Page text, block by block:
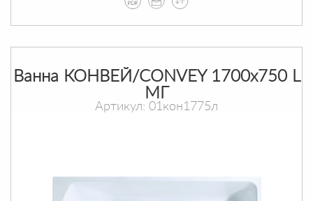
Ванна КОНВЕЙ/CONVEY 1700х750 L
МГ
Артикул: 01кон1775л